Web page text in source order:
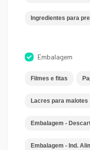
Ingredientes para
Embalagem
Filmes e fitas
Lacres para malotes
Embalagem -
Embalagem - Ind.